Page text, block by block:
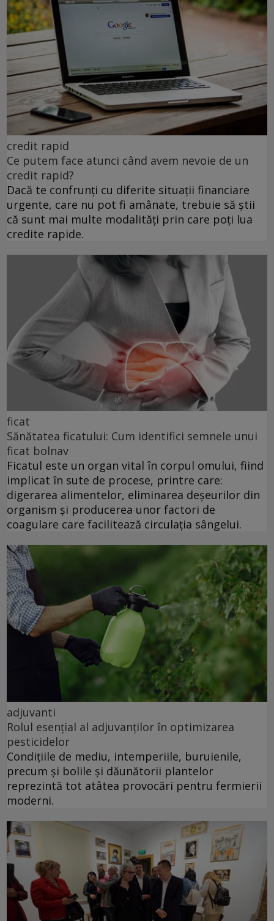
credit rapid
Ce putem face atunci când avem nevoie de un
credit rapid?
Dacă te confrunți cu diferite situații financiare
urgente, care nu pot fi amânate, trebuie să știi
că sunt mai multe modalități prin care poți lua
credite rapide.
ficat
Sănătatea ficatului: Cum identifici semnele unui
ficat bolnav
Ficatul este un organ vital în corpul omului, fiind
implicat în sute de procese, printre care:
digerarea alimentelor, eliminarea deșeurilor din
organism și producerea unor factori de
coagulare care facilitează circulația sângelui.
adjuvanti
Rolul esențial al adjuvanților în optimizarea
pesticidelor
Condițiile de mediu, intemperiile, buruienile,
precum și bolile și dăunătorii plantelor
reprezintă tot atâtea provocări pentru fermierii
moderni.